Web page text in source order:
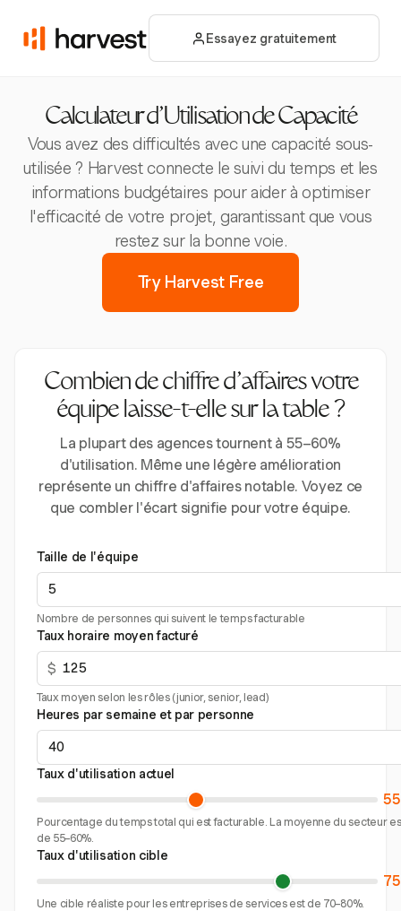
Essayez gratuitement
Calculateur d'Utilisation de Capacité
Vous avez des difficultés avec une capacité sous-
utilisée ? Harvest connecte le suivi du temps et les
informations budgétaires pour aider à optimiser
l'efficacité de votre projet, garantissant que vous
restez sur la bonne voie.
Try Harvest Free
Combien de chiffre d'affaires votre
équipe laisse-t-elle sur la table ?
La plupart des agences tournent à 55–60%
d'utilisation. Même une légère amélioration
représente un chiffre d'affaires notable. Voyez ce
que combler l'écart signifie pour votre équipe.
Taille de l'équipe
Nombre de personnes qui suivent le temps facturable
Taux horaire moyen facturé
$
Taux moyen selon les rôles (junior, senior, lead)
Heures par semaine et par personne
Taux d'utilisation actuel
Pourcentage du temps total qui est facturable. La moyenne du secteur
de 55–60%.
Taux d'utilisation cible
Une cible réaliste pour les entreprises de services est de 70–80%.